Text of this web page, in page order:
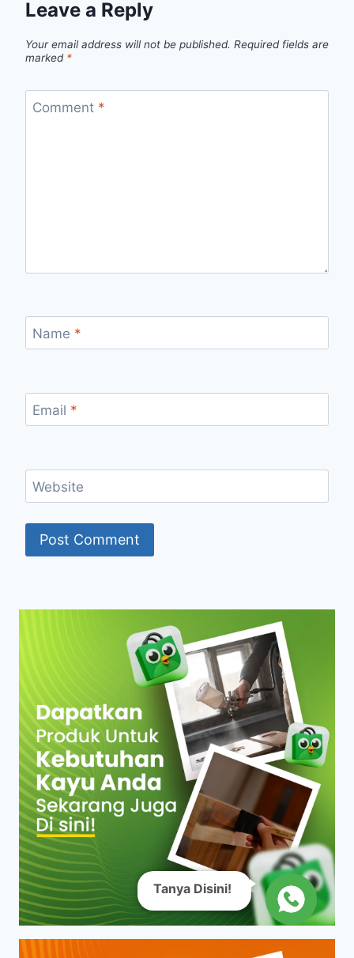
Leave a Reply
Your email address will not be published. Required fields are
marked *
Comment *
Name *
Email *
Website
Tanya Disini!